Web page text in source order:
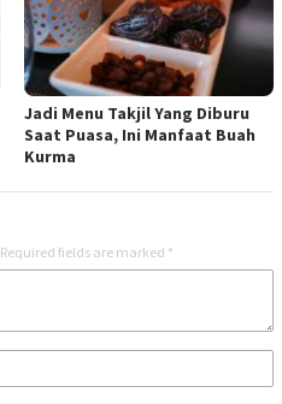
Jadi Menu Takjil Yang Diburu
Saat Puasa, Ini Manfaat Buah
Kurma
Required fields are marked *